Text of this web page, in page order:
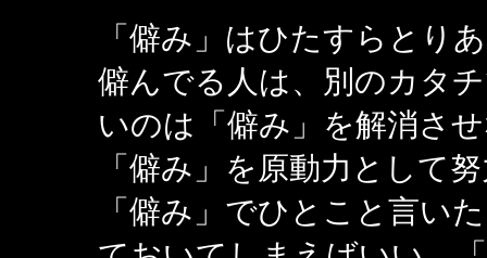
「僻み」はひたすらとり
僻んでる人は、別のカタ
いのは「僻み」を解消さ
「僻み」を原動力として
「僻み」でひとこと言い